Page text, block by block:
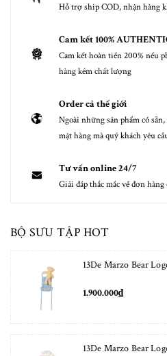
Hỗ trợ ship COD, nhận hàng
Cam kết 100%
Cam kết hoàn tiền 200% nếu
hàng kém chất lượng
Order cả thế giới
Ngoài những sản phẩm có
mặt hàng mà quý khách yêu
Tư vấn online 24/7
Giải đáp thắc mắc về đơn
BỘ SƯU TẬP HOT
13De Marzo Bear
1.900.000₫
13De Marzo Bear